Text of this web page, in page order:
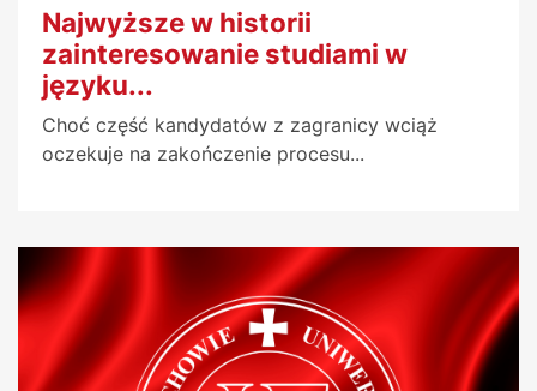
Najwyższe w historii
zainteresowanie studiami w
języku...
Choć część kandydatów z zagranicy wciąż
oczekuje na zakończenie procesu...